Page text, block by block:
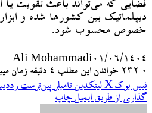
فضایی که می‌تواند باعث تقویت یا
دیپلماتیک بین کشورها شده و
خصوص محسوب شود.
Ali Mohammadi ۰۱/۰۶/۱۴۰۴
۰
خواندن این مطلب 4 دقیقه زمان میبرد
فیس بوک X لینکدین ‫تامبلر ‫پین‌ترست
گذاری از طریق ایمیل چاپ